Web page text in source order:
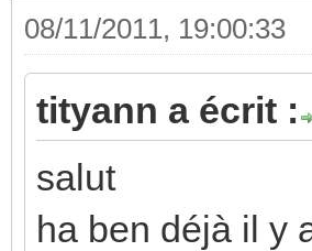
08/11/2011, 19:00:33
tityann a écrit :
salut
ha ben déjà il y